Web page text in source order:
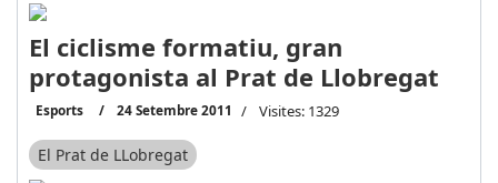
El ciclisme formatiu, gran
protagonista al Prat de Llobregat
Esports 24 Setembre 2011 Visites: 1329
El Prat de LLobregat